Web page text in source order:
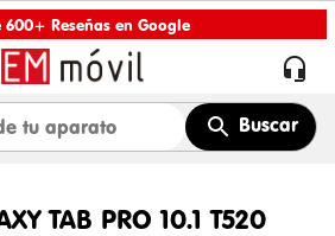
600+ Reseñas en Google

Buscar
TAB PRO 10.1 T520